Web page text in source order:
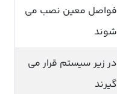
فواصل معین نصب می
شوند
در زیر سیستم قرار می
گیرند